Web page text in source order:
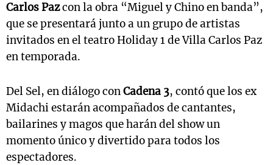
Carlos Pazcon la obra “Miguel y Chino en banda”,
que se presentará junto a un grupo de artistas
invitados en el teatro Holiday 1 de Villa Carlos Paz
en temporada.
Del Sel, en diálogo conCadena 3, contó que los ex
Midachi estarán acompañados de cantantes,
bailarines y magos que harán del show un
momento único y divertido para todos los
espectadores.